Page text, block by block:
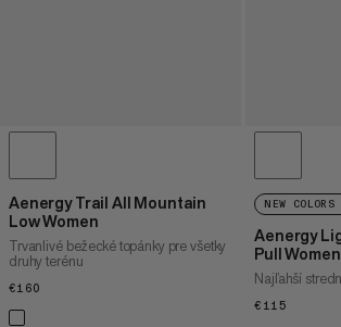
Aenergy Trail All Mountain
Low Women
Trvanlivé bežecké topánky pre všetky
druhy terénu
€160
NEW COLORS
Aenergy
Pull Women
Najľahší
€115